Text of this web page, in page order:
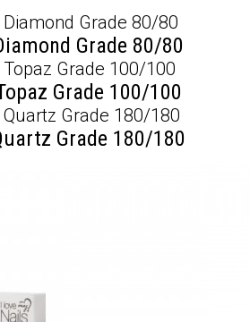
Grade 80/80
Grade 100/100
Grade 180/180